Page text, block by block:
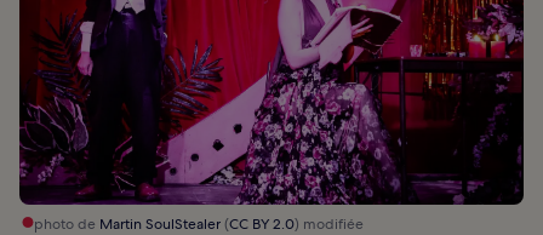
photo de Martin SoulStealer(CC BY 2.0) modifiée